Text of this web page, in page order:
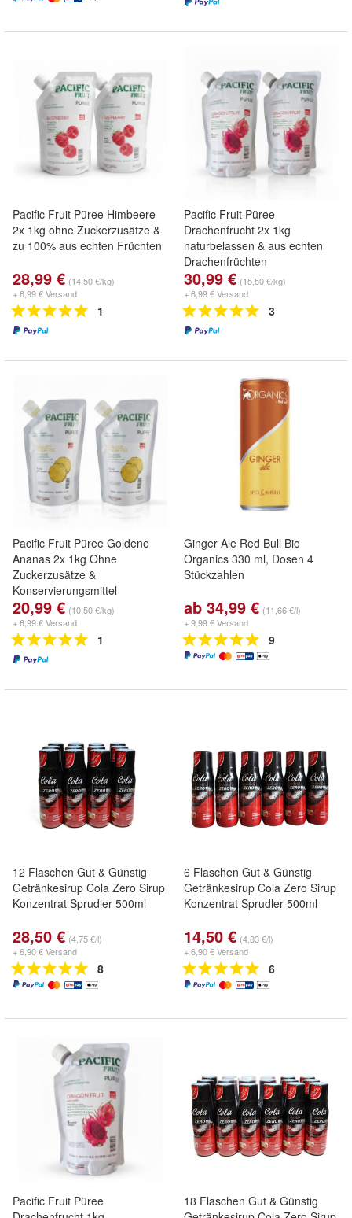
Pacific Fruit Püree Himbeere
2x 1kg ohne Zuckerzusätze &
zu 100% aus echten Früchten
28,99 € (14,50 €/kg)
+ 6,99 € Versand
1
Pacific Fruit Püree
Drachenfrucht 2x 1kg
naturbelassen & aus echten
Drachenfrüchten
30,99 € (15,50 €/kg)
+ 6,99 € Versand
3
Pacific Fruit Püree Goldene
Ananas 2x 1kg Ohne
Zuckerzusätze &
Konservierungsmittel
20,99 € (10,50 €/kg)
+ 6,99 € Versand
1
Ginger Ale Red Bull Bio
Organics 330 ml, Dosen 4
Stückzahlen
ab 34,99 € (11,66 €/l)
+ 9,99 € Versand
9
12 Flaschen Gut & Günstig
Getränkesirup Cola Zero Sirup
Konzentrat Sprudler 500ml
28,50 € (4,75 €/l)
+ 6,90 € Versand
8
6 Flaschen Gut & Günstig
Getränkesirup Cola Zero Sirup
Konzentrat Sprudler 500ml
14,50 € (4,83 €/l)
+ 6,90 € Versand
6
Pacific Fruit Püree
18 Flaschen Gut & Günstig